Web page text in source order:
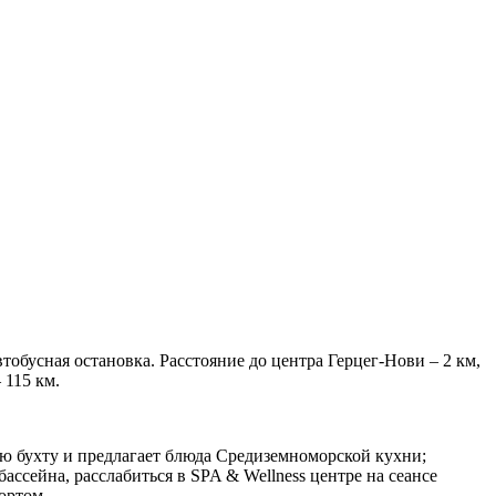
остановка. Расстояние до центра Герцег-Нови – 2 км,
115 км.
бухту и предлагает блюда Средиземноморской кухни;
расслабиться в SPA & Wellness центре на сеансе